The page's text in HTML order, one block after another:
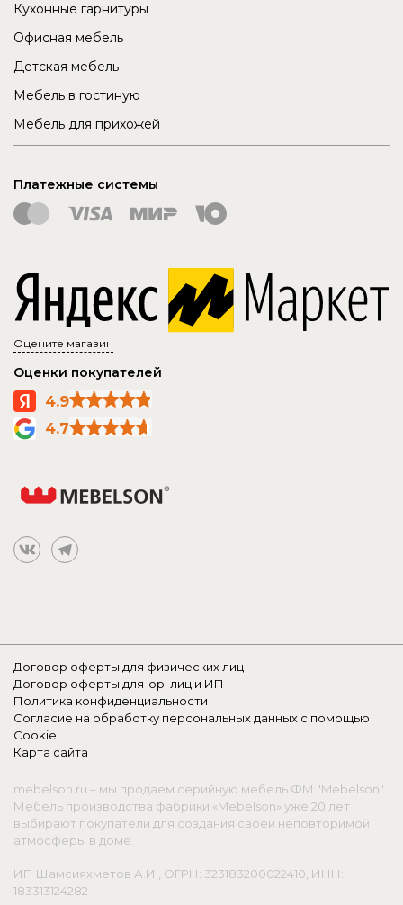
Кухонные гарнитуры
Офисная мебель
Детская мебель
Мебель в гостиную
Мебель для прихожей
Платежные системы
Оцените магазин
Оценки покупателей
4.9
4.7
Договор оферты для физических лиц
Договор оферты для юр. лиц и ИП
Политика конфиденциальности
Согласие на обработку персональных данных с помощью
Cookie
Карта сайта
mebelson.ru – мы продаем серийную мебель ФМ "Mebelson".
Мебель производства фабрики «Mebelson» уже 20 лет
выбирают покупатели для создания своей неповторимой
атмосферы в доме.
ИП Шамсияхметов А.И., ОГРН: 323183200022410, ИНН:
183313124282